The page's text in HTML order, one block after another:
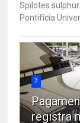
Spilotes
Pontifícia
3
registra